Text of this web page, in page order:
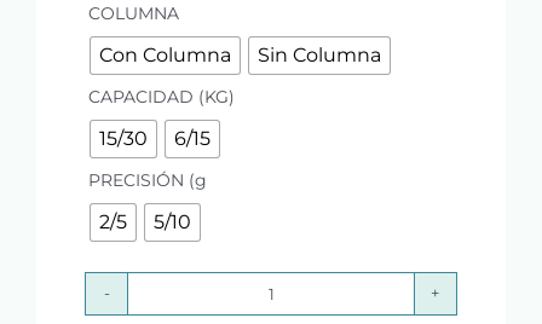
COLUMNA
Con Columna Sin Columna
CAPACIDAD (KG)
15/30 6/15
PRECISIÓN (g
2/5 5/10
BAXTRAN